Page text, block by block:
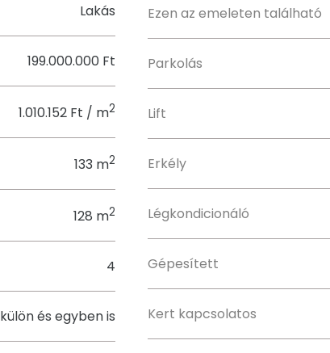
Lakás
199.000.000 Ft
1.010.152 Ft / m2
133 m2
128 m2
4
külön és egyben is
Ezen az emeleten található
Parkolás
Lift
Erkély
Légkondicionáló
Gépesített
Kert kapcsolatos